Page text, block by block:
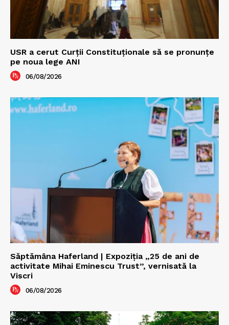
USR a cerut Curții Constituționale să se pronunțe
pe noua lege ANI
06/08/2026
Săptămâna Haferland | Expoziţia „25 de ani de
activitate Mihai Eminescu Trust”, vernisată la
Viscri
06/08/2026